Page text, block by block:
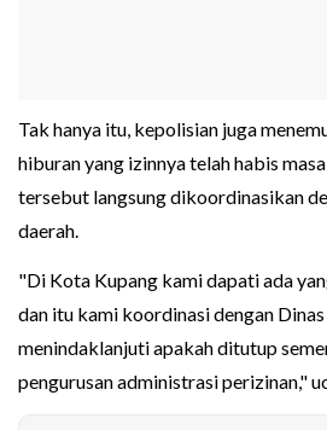
Tak hanya itu, kepolisian juga
hiburan yang izinnya telah habis
tersebut langsung dikoordinasikan
daerah.
"Di Kota Kupang kami dapati ada
dan itu kami koordinasi dengan
menindaklanjuti apakah ditutup
pengurusan administrasi perizinan,"